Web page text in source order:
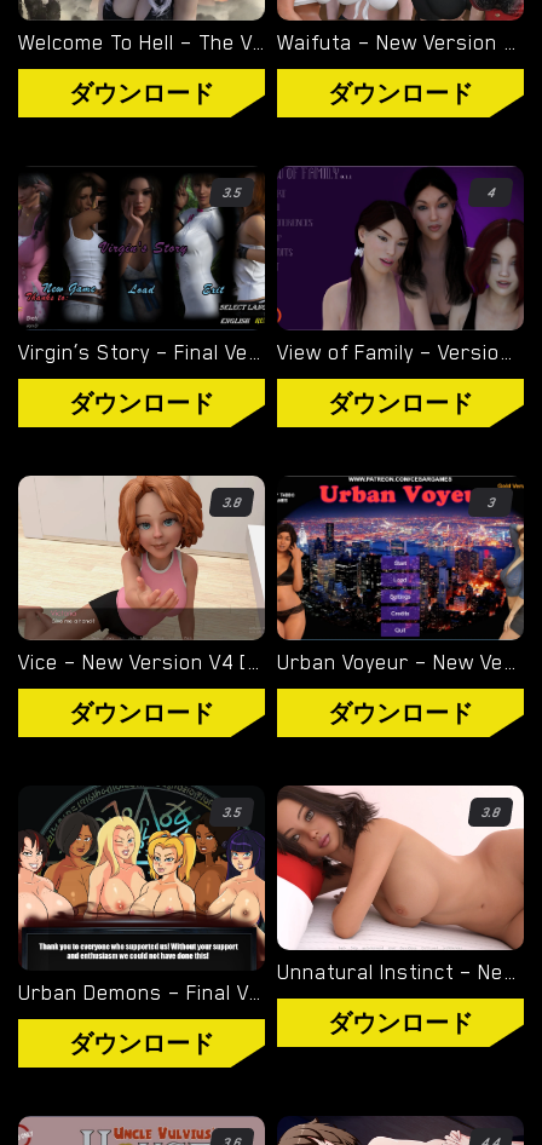
Welcome To Hell – The Vampire Chronicles – New Version 0.1.0 Remastered [NoobPRO Games]
ダウンロード
Waifuta – New Version 0.6 [Tiltproofno]
ダウンロード
3.5
Virgin’s Story – Final Version 1.0 [Wet Pantsu Games]
ダウンロード
4
View of Family – Version 0.1.4 [Marvel]
ダウンロード
3.8
Vice – New Version V4 [Storyteller97]
ダウンロード
3
Urban Voyeur – New Version 1.0.0 (Full Game) [Cesar Games]
ダウンロード
3.5
Urban Demons – Final Version 1.1 [Nergal]
ダウンロード
3.8
Unnatural Instinct – New Version 0.6 [Merizmare]
ダウンロード